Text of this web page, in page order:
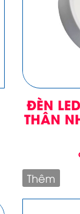
ĐÈN
THÂN
Thêm